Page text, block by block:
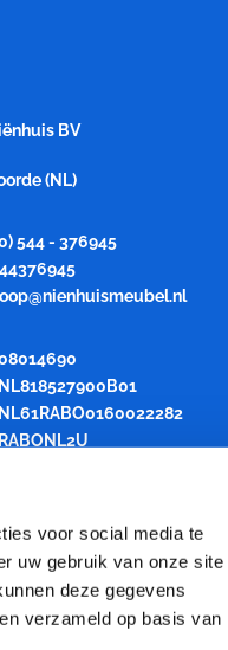
voor social media te
uw gebruik van onze site
deze gegevens
verzameld op basis van
BV
(NL)
544 - 376945
NL818527900B01
NL61RABO0160022282
RABONL2U